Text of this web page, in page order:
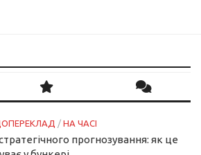
/ НА ЧАСІ
прогнозування: як це